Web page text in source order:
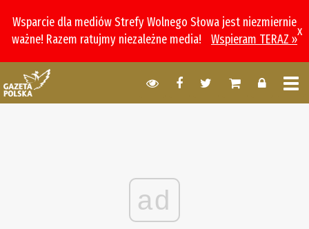
Wsparcie dla mediów Strefy Wolnego Słowa jest niezmiernie
ważne! Razem ratujmy niezależne media!
Wspieram TERAZ »
x
ad